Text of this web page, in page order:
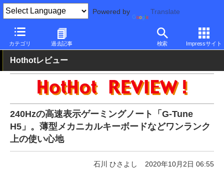
Powered by Translate
カテゴリ 過去記事 検索 Impressサイト
PC Watch パソコン/タブレット/スマートフォン ゲーミングノー
Hothotレビュー
240Hzの高速表示ゲーミングノート「G-Tune
H5」。薄型メカニカルキーボードなどワンランク
上の使い心地
石川 ひさよし 2020年10月2日 06:55